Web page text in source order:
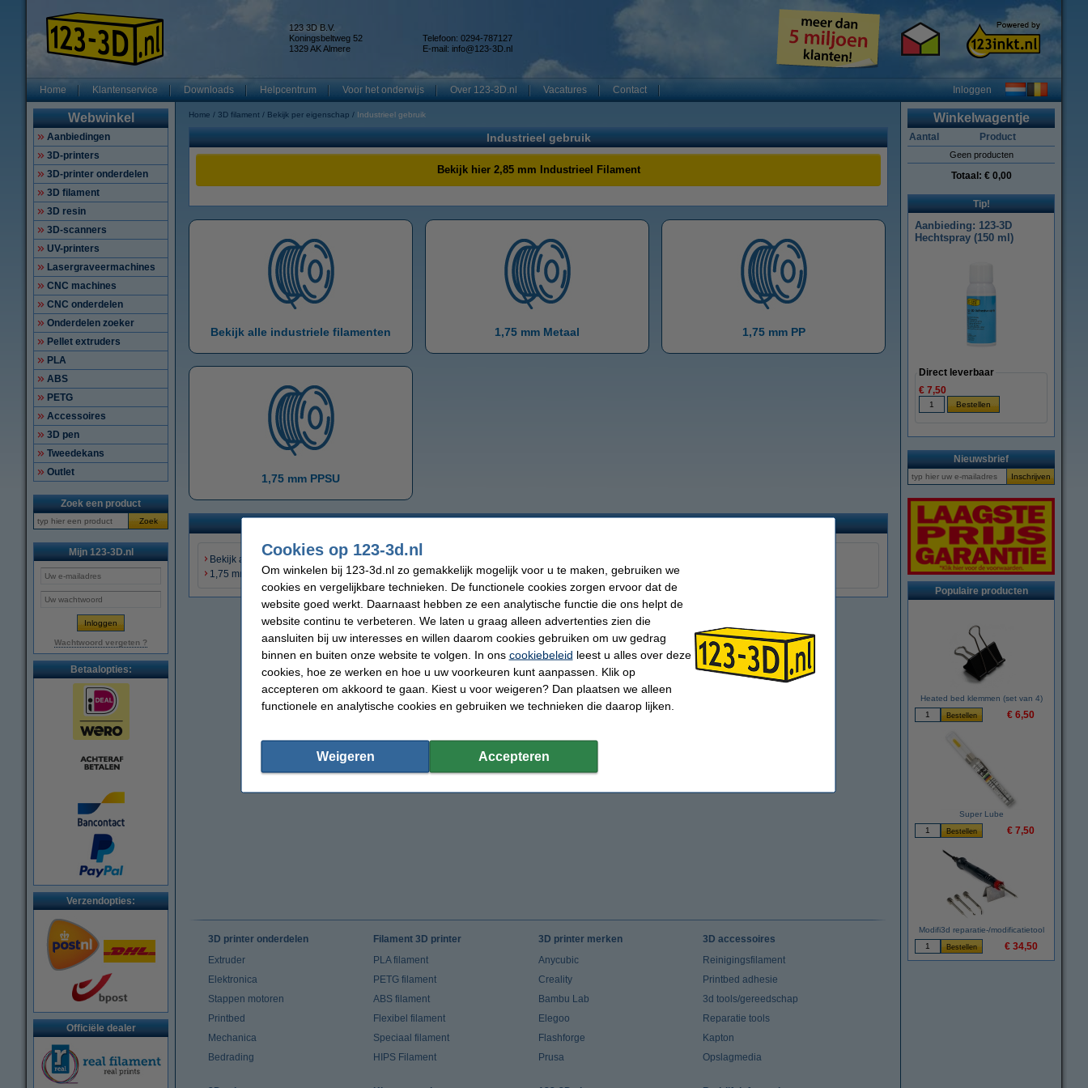
123 3D B.V.
Koningsbeltweg 52
1329 AK Almere
Telefoon: 0294-787127
E-mail: info@123-3D.nl
Home Klantenservice Downloads Helpcentrum Voor het onderwijs Over 123-3D.nl Vacatures Contact Inloggen
Webwinkel
Aanbiedingen
3D-printers
3D-printer onderdelen
3D filament
3D resin
3D-scanners
UV-printers
Lasergraveermachines
CNC machines
CNC onderdelen
Onderdelen zoeker
Pellet extruders
PLA
ABS
PETG
Accessoires
3D pen
Tweedekans
Outlet
Zoek een product
Zoek
Mijn 123-3D.nl
Wachtwoord vergeten ?
Betaalopties:
Verzendopties:
Officiële dealer
Home 3D filament Bekijk per eigenschap Industrieel gebruik
Industrieel gebruik
Bekijk hier 2,85 mm Industrieel Filament
Bekijk alle industriele filamenten 1,75 mm Metaal 1,75 mm PP
1,75 mm PPSU
Bekijk alle industriele filamenten
1,75 mm Metaal
1,75 mm PPSU
Winkelwagentje
Aantal Product
Geen producten
Totaal: € 0,00
Tip!
Aanbieding: 123-3D
Hechtspray (150 ml)
Direct leverbaar
€ 7,50
Nieuwsbrief
Populaire producten
Heated bed klemmen (set van 4)
€ 6,50
Super Lube
€ 7,50
Modifi3d reparatie-/modificatietool
€ 34,50
3D printer onderdelen
Extruder
Elektronica
Stappen motoren
Printbed
Mechanica
Bedrading
Filament 3D printer
PLA filament
PETG filament
ABS filament
Flexibel filament
Speciaal filament
HIPS Filament
3D printer merken
Anycubic
Creality
Bambu Lab
Elegoo
Flashforge
Prusa
3D accessoires
Reinigingsfilament
Printbed adhesie
3d tools/gereedschap
Reparatie tools
Kapton
Opslagmedia
Cookies op 123-3d.nl
Om winkelen bij 123-3d.nl zo gemakkelijk mogelijk voor u te maken, gebruiken we
cookies en vergelijkbare technieken. De functionele cookies zorgen ervoor dat de
website goed werkt. Daarnaast hebben ze een analytische functie die ons helpt de
website continu te verbeteren. We laten u graag alleen advertenties zien die
aansluiten bij uw interesses en willen daarom cookies gebruiken om uw gedrag
binnen en buiten onze website te volgen. In ons cookiebeleid leest u alles over deze
cookies, hoe ze werken en hoe u uw voorkeuren kunt aanpassen. Klik op
accepteren om akkoord te gaan. Kiest u voor weigeren? Dan plaatsen we alleen
functionele en analytische cookies en gebruiken we technieken die daarop lijken.
Weigeren Accepteren